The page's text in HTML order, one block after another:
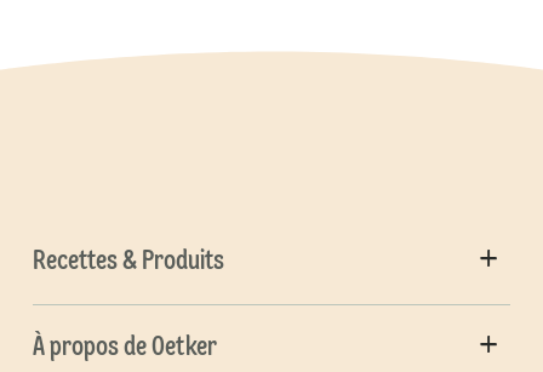
Recettes & Produits
À propos de Oetker